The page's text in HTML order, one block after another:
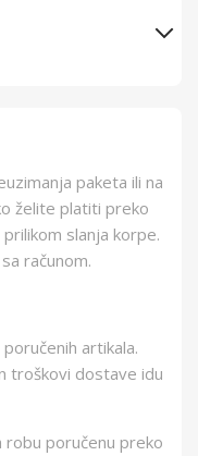
Schukat Electronic
gmbh
Kina
paketa ili na
želite platiti preko
slanja korpe.
računom.
artikala.
troškovi dostave idu
robu poručenu preko